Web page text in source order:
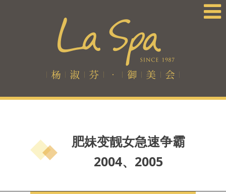
肥妹变靓女急速争霸
2004、2005